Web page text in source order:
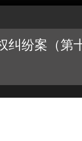
纠纷案（第